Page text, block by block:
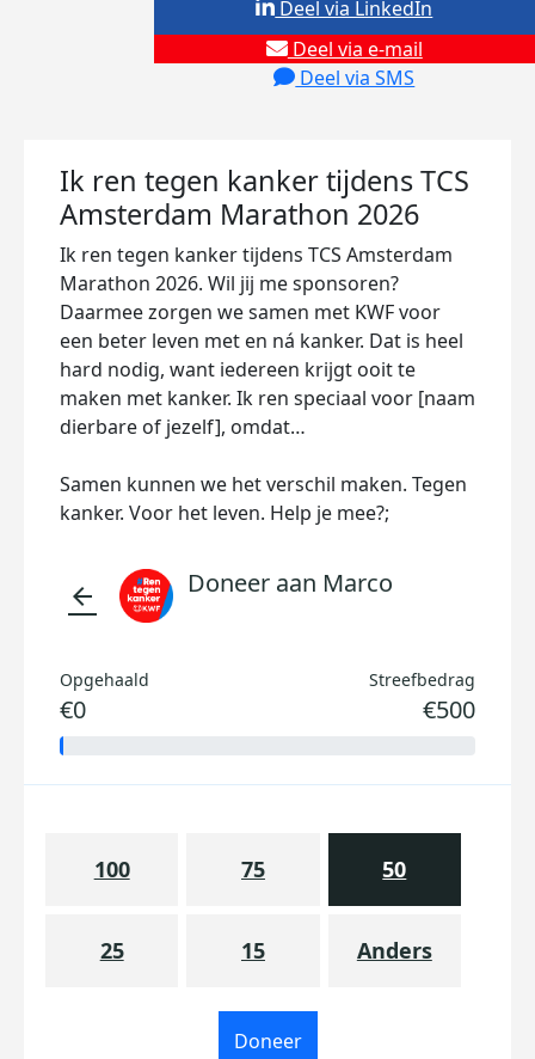
Deel via e-mail
Deel via SMS
Deel via LinkedIn
Ik ren tegen kanker tijdens TCS
Amsterdam Marathon 2026
Ik ren tegen kanker tijdens TCS Amsterdam
Marathon 2026. Wil jij me sponsoren?
Daarmee zorgen we samen met KWF voor
een beter leven met en ná kanker. Dat is heel
hard nodig, want iedereen krijgt ooit te
maken met kanker. Ik ren speciaal voor [naam
dierbare of jezelf], omdat…
Samen kunnen we het verschil maken. Tegen
kanker. Voor het leven. Help je mee?;
arrow_back Doneer aan Marco
Opgehaald
€0
Streefbedrag
€500
100 75 50
25 15 Anders
Doneer